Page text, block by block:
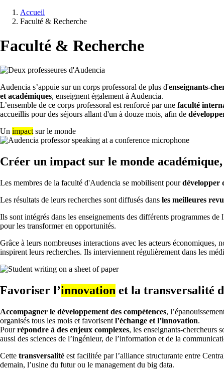
d'Ariane
Accueil
Faculté & Recherche
Faculté & Recherche
Audencia s’appuie sur un corps professoral de plus d'enseignants-
et académiques, enseignent également à Audencia.
L’ensemble de ce corps professoral est renforcé par une faculté
accueillis pour des séjours allant d'un à douze mois, afin de
Un impact sur le monde
Créer un impact sur le monde
Les membres de la faculté d'Audencia se mobilisent pourdévelopper
Les résultats de leurs recherches sont diffusés dans les meilleures
Ils sont intégrés dans les enseignements des différents programmes de
pour les transformer en opportunités.
Grâce à leurs nombreuses interactions avec les acteurs économiques,
inspirent leurs recherches. Ils interviennent régulièrement dans les
Favoriser l’innovation et la transversalité
Accompagner le développement des compétences,
organisés tous les mois et favorisent l’échange et l’innovation.
Pourrépondre à des enjeux complexes, les enseignants-chercheurs
aussi des sciences de l’ingénieur, de l’information et de la
Cette transversalité est facilitée par l’alliance structurante entre
demain, l’usine du futur ou le management du big data.